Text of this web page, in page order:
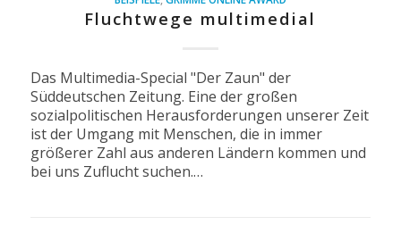
Fluchtwege multimedial
Das Multimedia-Special "Der Zaun" der
Süddeutschen Zeitung. Eine der großen
sozialpolitischen Herausforderungen unserer Zeit
ist der Umgang mit Menschen, die in immer
größerer Zahl aus anderen Ländern kommen und
bei uns Zuflucht suchen.…